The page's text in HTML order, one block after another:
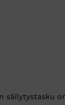
säilytystasku